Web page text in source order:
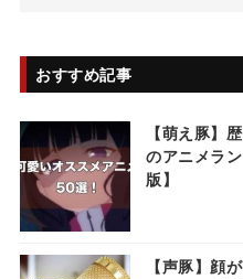
おすすめ記事
【萌え豚】
のアニメラ
版】
【声豚】顔